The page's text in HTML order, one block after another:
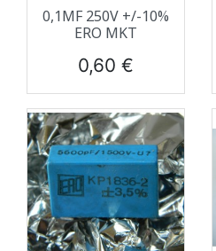
0,1ΜF 250V +/-10%
ERO MKT
Prix
0,60 €